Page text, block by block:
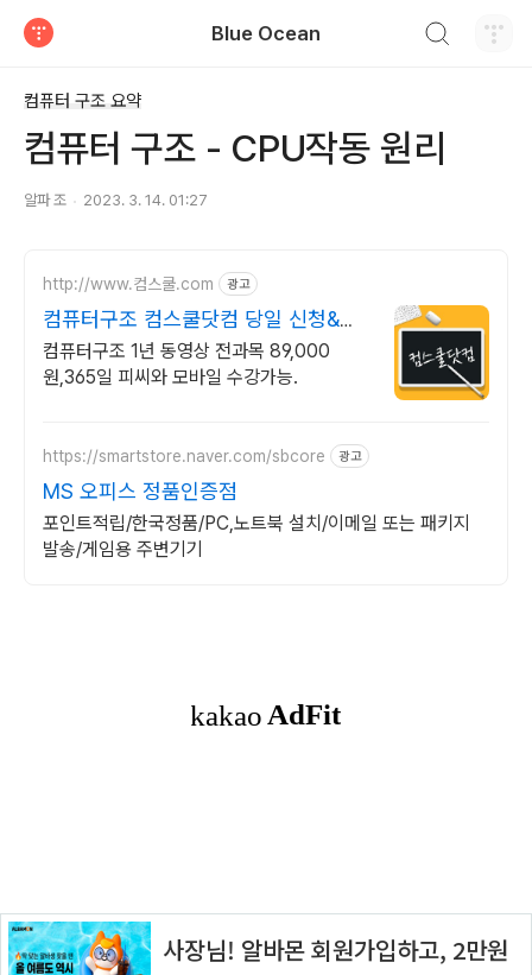
Blue Ocean
컴퓨터 구조 요약
컴퓨터 구조 - CPU작동 원리
알파 조 2023. 3. 14. 01:27
http://www.컴스쿨.com 광고
컴퓨터구조 컴스쿨닷컴 당일 신청&결
제시 기프티콘!
컴퓨터구조 1년 동영상 전과목 89,000
원,365일 피씨와 모바일 수강가능.
https://smartstore.naver.com/sbcore 광고
MS 오피스 정품인증점
포인트적립/한국정품/PC,노트북 설치/이메일 또는 패키지
발송/게임용 주변기기